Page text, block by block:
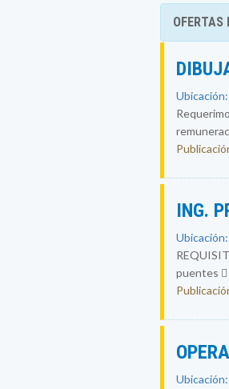
OFERTAS
ING.
puentes 